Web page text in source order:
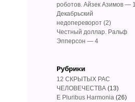
роботов. Айзек Азимов — 1
Декабрьский
недопереворот (2)
Честный доллар. Ральф
Эпперсон — 4
Рубрики
12 СКРЫТЫХ РАС
ЧЕЛОВЕЧЕСТВА (13)
E Pluribus Harmonia (26)